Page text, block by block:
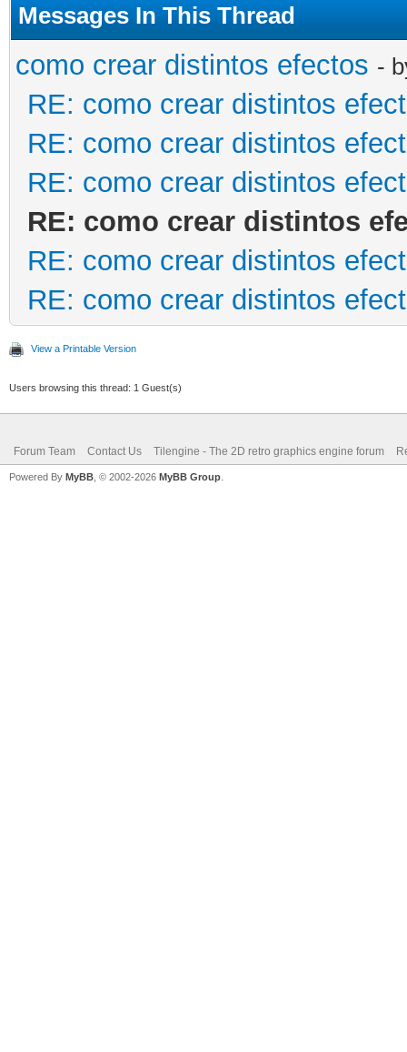
Messages In This Thread
como crear distintos efectos -
RE: como crear distintos
RE: como crear distintos
RE: como crear distintos
RE: como crear distintos
RE: como crear distintos
RE: como crear distintos
View a Printable Version
Users browsing this thread: 1 Guest(s)
Forum Team Contact Us Tilengine - The 2D retro graphics engine forum
Powered By MyBB , © 2002-2026 MyBB Group